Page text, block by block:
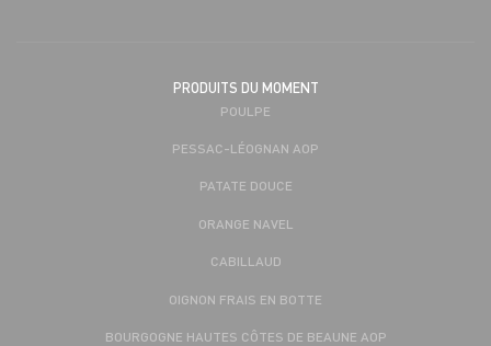
PRODUITS DU MOMENT
POULPE
PESSAC-LÉOGNAN AOP
PATATE DOUCE
ORANGE NAVEL
CABILLAUD
OIGNON FRAIS EN BOTTE
BOURGOGNE HAUTES CÔTES DE BEAUNE AOP